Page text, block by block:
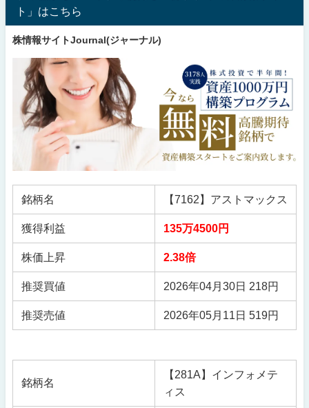
ト」はこちら
株情報サイトJournal(ジャーナル)
銘柄名 【7162】アストマックス
獲得利益 135万4500円
株価上昇 2.38倍
推奨買値 2026年04月30日 218円
推奨売値 2026年05月11日 519円
銘柄名
【281A】インフォメテ
ィス